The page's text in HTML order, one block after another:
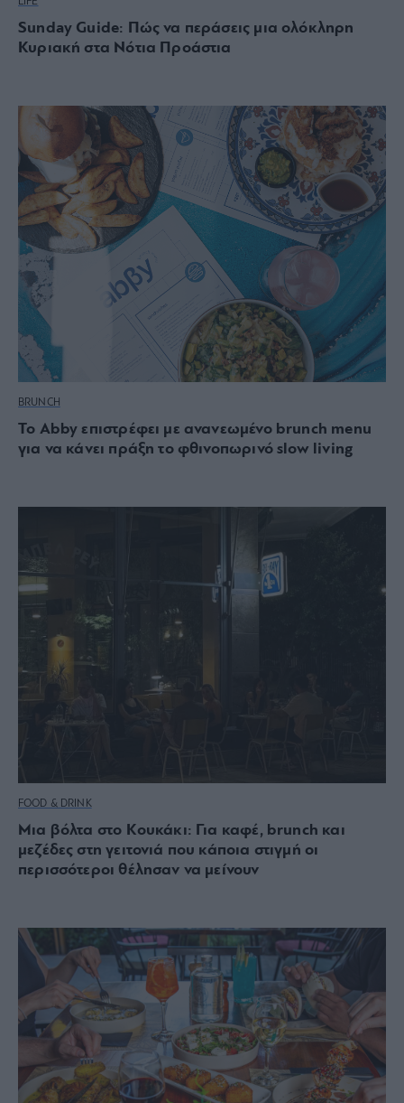
Sunday Guide: Πώς να περάσεις μια ολόκληρη
Κυριακή στα Νότια Προάστια
BRUNCH
Το Abby επιστρέφει με ανανεωμένο brunch menu
για να κάνει πράξη το φθινοπωρινό slow living
FOOD & DRINK
Μια βόλτα στο Κουκάκι: Για καφέ, brunch και
μεζέδες στη γειτονιά που κάποια στιγμή οι
περισσότεροι θέλησαν να μείνουν